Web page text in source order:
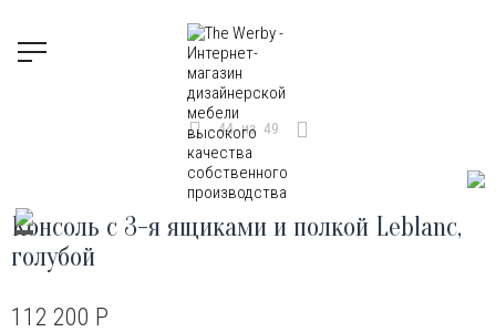
44 из 49
Консоль с 3-я ящиками и полкой Leblanc,
голубой
112 200 Р